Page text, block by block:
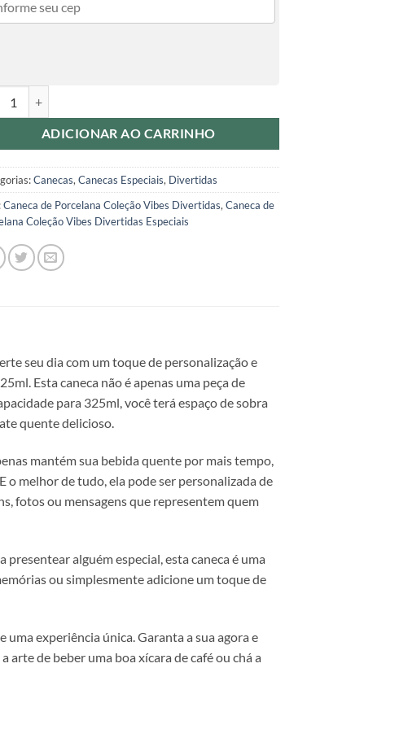
ADICIONAR AO CARRINHO
Canecas,Canecas Especiais, Divertidas
Caneca de Porcelana Coleção Vibes Divertidas,Caneca de
Coleção Vibes Divertidas Especiais
seu dia com um toque de personalização e
Esta caneca não é apenas uma peça de
para 325ml, você terá espaço de sobra
quente delicioso.
mantém sua bebida quente por mais tempo,
melhor de tudo, ela pode ser personalizada de
fotos ou mensagens que representem quem
alguém especial, esta caneca é uma
ou simplesmente adicione um toque de
experiência única. Garanta a sua agora e
arte de beber uma boa xícara de café ou chá a